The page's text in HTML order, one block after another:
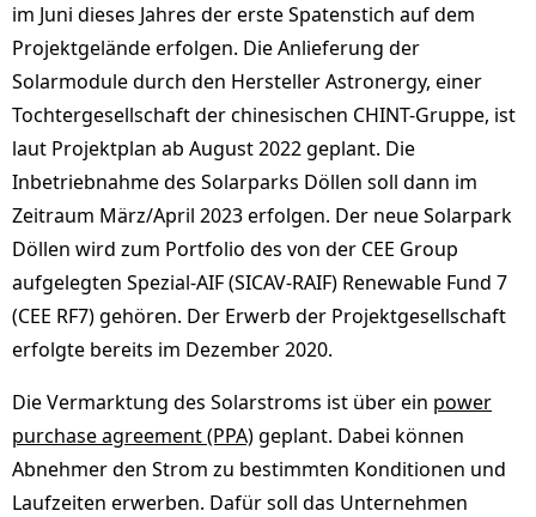
im Juni dieses Jahres der erste Spatenstich auf dem
Projektgelände erfolgen. Die Anlieferung der
Solarmodule durch den Hersteller Astronergy, einer
Tochtergesellschaft der chinesischen CHINT-Gruppe, ist
laut Projektplan ab August 2022 geplant. Die
Inbetriebnahme des Solarparks Döllen soll dann im
Zeitraum März/April 2023 erfolgen. Der neue Solarpark
Döllen wird zum Portfolio des von der CEE Group
aufgelegten Spezial-AIF (SICAV-RAIF) Renewable Fund 7
(CEE RF7) gehören. Der Erwerb der Projektgesellschaft
erfolgte bereits im Dezember 2020.
Die Vermarktung des Solarstroms ist über ein power
purchase agreement (PPA)geplant. Dabei können
Abnehmer den Strom zu bestimmten Konditionen und
Laufzeiten erwerben. Dafür soll das Unternehmen